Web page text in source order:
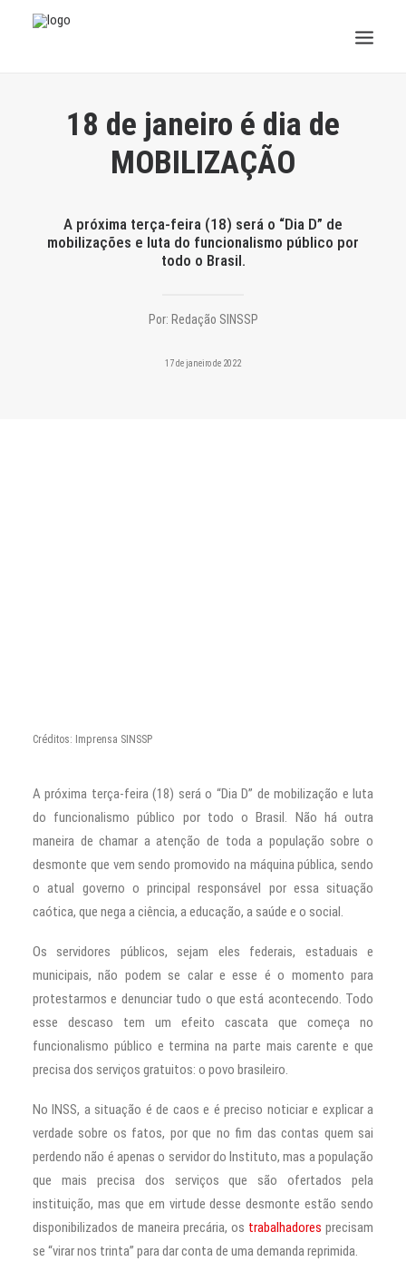
SPPREV
18 de janeiro é dia de
MOBILIZAÇÃO
A próxima terça-feira (18) será o “Dia D” de
mobilizações e luta do funcionalismo público por
todo o Brasil.
Por: Redação SINSSP
17 de janeiro de 2022
Créditos: Imprensa SINSSP
A próxima terça-feira (18) será o “Dia D” de mobilização e luta
do funcionalismo público por todo o Brasil. Não há outra
maneira de chamar a atenção de toda a população sobre o
desmonte que vem sendo promovido na máquina pública, sendo
o atual governo o principal responsável por essa situação
caótica, que nega a ciência, a educação, a saúde e o social.
Os servidores públicos, sejam eles federais, estaduais e
municipais, não podem se calar e esse é o momento para
protestarmos e denunciar tudo o que está acontecendo. Todo
esse descaso tem um efeito cascata que começa no
funcionalismo público e termina na parte mais carente e que
precisa dos serviços gratuitos: o povo brasileiro.
No INSS, a situação é de caos e é preciso noticiar e explicar a
verdade sobre os fatos, por que no fim das contas quem sai
perdendo não é apenas o servidor do Instituto, mas a população
que mais precisa dos serviços que são ofertados pela
instituição, mas que em virtude desse desmonte estão sendo
disponibilizados de maneira precária, os trabalhadores precisam
se “virar nos trinta” para dar conta de uma demanda reprimida.